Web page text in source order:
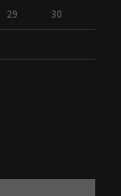
29 30